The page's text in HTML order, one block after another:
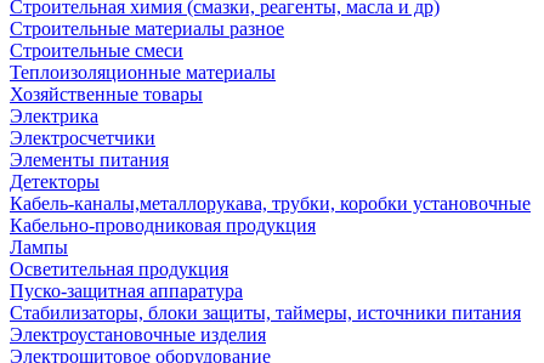
Строительная химия (смазки, реагенты, масла и др)
Строительные материалы разное
Строительные смеси
Теплоизоляционные материалы
Хозяйственные товары
Электрика
Электросчетчики
Элементы питания
Детекторы
Кабель-каналы,металлорукава, трубки, коробки установочные
Кабельно-проводниковая продукция
Лампы
Осветительная продукция
Пуско-защитная аппаратура
Стабилизаторы, блоки защиты, таймеры, источники питания
Электроустановочные изделия
Электрощитовое оборудование